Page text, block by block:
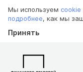
Мы используем cookie
подробнее, как мы
Принять